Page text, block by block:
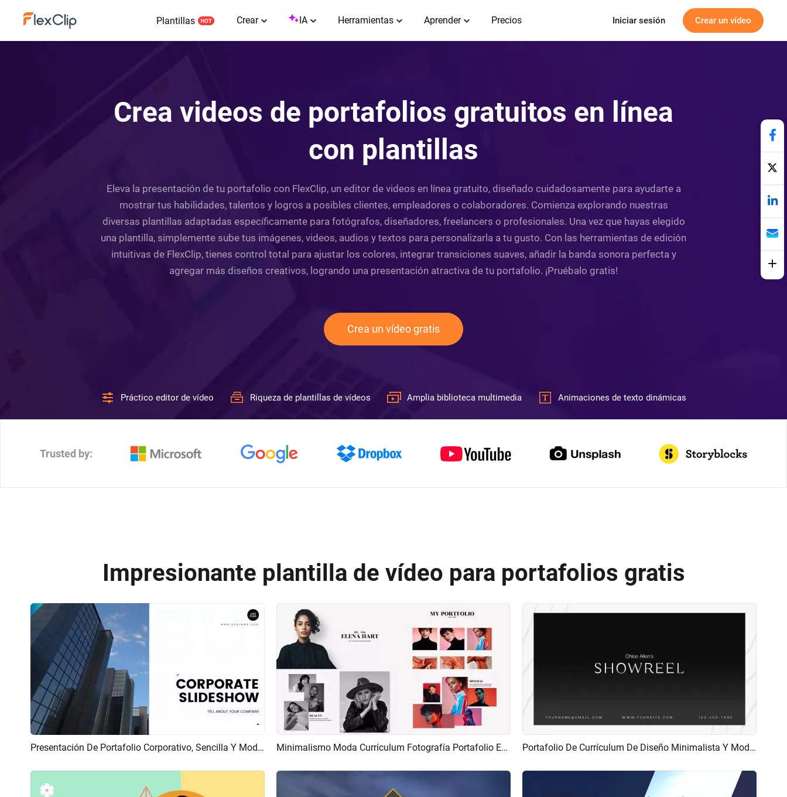
Plantillas Crear IA Herramientas Aprender Precios Iniciar sesión Crear un vídeo
Crea videos de portafolios gratuitos en línea
con plantillas
Eleva la presentación de tu portafolio con FlexClip, un editor de videos en línea gratuito, diseñado cuidadosamente para ayudarte a
mostrar tus habilidades, talentos y logros a posibles clientes, empleadores o colaboradores. Comienza explorando nuestras
diversas plantillas adaptadas específicamente para fotógrafos, diseñadores, freelancers o profesionales. Una vez que hayas elegido
una plantilla, simplemente sube tus imágenes, videos, audios y textos para personalizarla a tu gusto. Con las herramientas de edición
intuitivas de FlexClip, tienes control total para ajustar los colores, integrar transiciones suaves, añadir la banda sonora perfecta y
agregar más diseños creativos, logrando una presentación atractiva de tu portafolio. ¡Pruébalo gratis!
Crea un vídeo gratis
Práctico editor de vídeo Riqueza de plantillas de vídeos Amplia biblioteca multimedia Animaciones de texto dinámicas
Trusted by:
Impresionante plantilla de vídeo para portafolios gratis
Previsualizar Crear IA Presentación De Portafolio Corporativo, Sencilla Y Moderna, Con Introducción Y Presentación De Fotos Previsualizar Crear IA Minimalismo Moda Currículum Fotografía Portafolio Exposición Previsualizar Crear IA Portafolio De Currículum De Diseño Minimalista Y Moderno